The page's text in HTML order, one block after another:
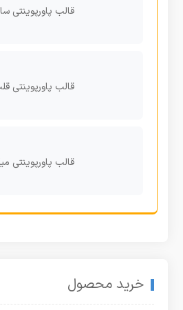
قالب پاورپوینتی
قالب پاورپوینتی
قالب پاورپوینتی
خرید محصول